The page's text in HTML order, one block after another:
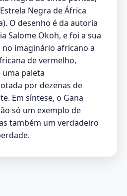
Negra de África
O desenho é da autoria
Salome Okoh, e foi a sua
imaginário africano a
de vermelho,
paleta
por dezenas de
Em síntese, o Gana
só um exemplo de
também um verdadeiro